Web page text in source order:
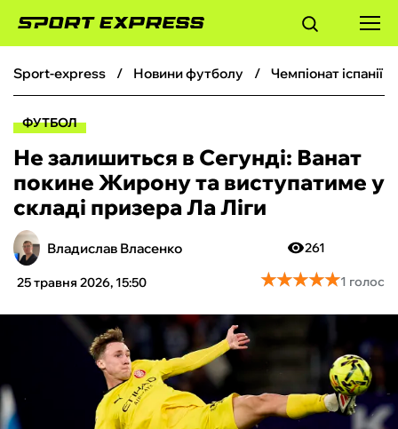
ФУТБОЛ
БОКС
ХОКЕЙ
ТЕНІС
КІБЕРСПОРТ
sport-express новини футболу чемпіонат іспанії
ФУТБОЛ
Не залишиться в Сегунді: Ванат
покине Жирону та виступатиме у
складі призера Ла Ліги
Владислав Власенко
25 травня 2026, 15:50
261
★★★★★
★★★★★1 голос